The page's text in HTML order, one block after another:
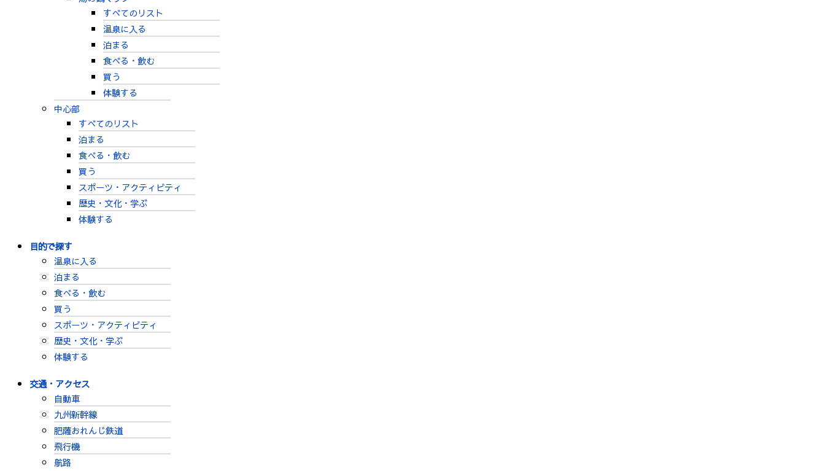
すべてのリスト
温泉に入る
泊まる
食べる・飲む
買う
体験する
中心部
すべてのリスト
泊まる
食べる・飲む
買う
スポーツ・アクティビティ
歴史・文化・学ぶ
体験する
目的で探す
温泉に入る
泊まる
食べる・飲む
買う
スポーツ・アクティビティ
歴史・文化・学ぶ
体験する
交通・アクセス
自動車
九州新幹線
肥薩おれんじ鉄道
飛行機
航路